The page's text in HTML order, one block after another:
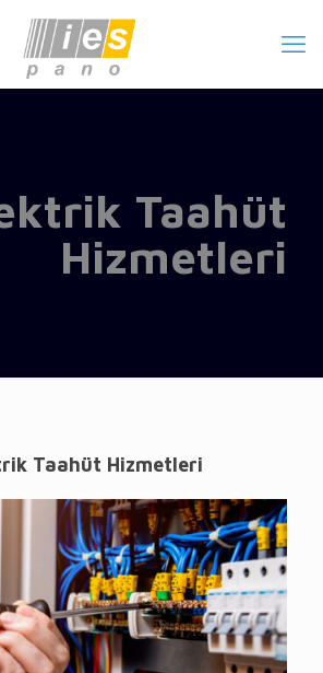
Taahüt
Hizmetleri
Taahüt Hizmetleri